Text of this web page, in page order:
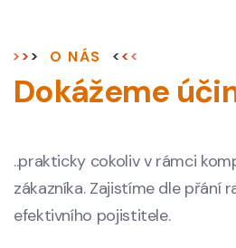
O NÁS
Dokážeme
..prakticky cokoliv v rámci
zákazníka. Zajistíme dle přání
efektivního pojistitele.